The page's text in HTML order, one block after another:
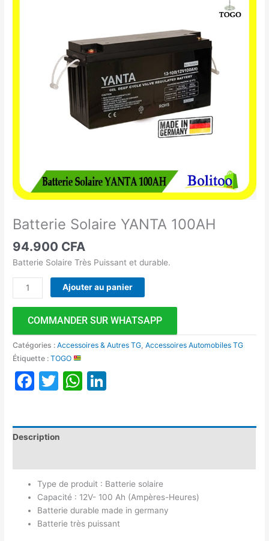
Batterie Solaire YANTA 100AH
94.900 CFA
Batterie Solaire Très Puissant et durable.
Ajouter au panier
COMMANDER SUR WHATSAPP
Catégories :Accessoires & Autres TG ,Accessoires Automobiles TG
Étiquette :TOGO
Facebook
TwitterWhatsApp
Description
Type de produit : Batterie solaire
Capacité : 12V- 100 Ah (Ampères-Heures)
Batterie durable made in germany
Batterie très puissant